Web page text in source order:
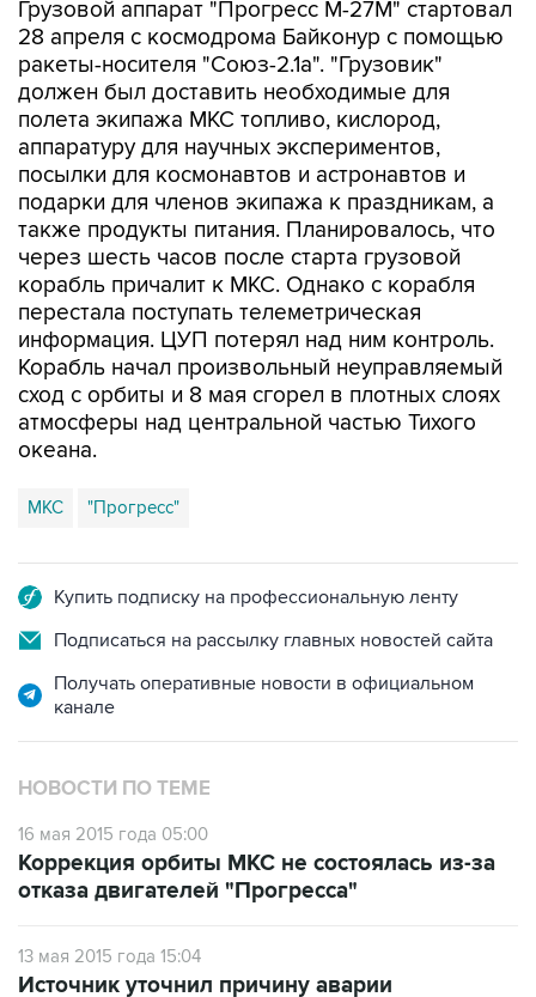
ракеты-носителя "Союз-2.1а". "Грузовик"
должен был доставить необходимые для
полета экипажа МКС топливо, кислород,
аппаратуру для научных экспериментов,
посылки для космонавтов и астронавтов и
подарки для членов экипажа к праздникам, а
также продукты питания. Планировалось, что
через шесть часов после старта грузовой
корабль причалит к МКС. Однако с корабля
перестала поступать телеметрическая
информация. ЦУП потерял над ним контроль.
Корабль начал произвольный неуправляемый
сход с орбиты и 8 мая сгорел в плотных слоях
атмосферы над центральной частью Тихого
океана.
МКС "Прогресс"
Подписаться на рассылку главных новостей сайта
Получать оперативные новости в официальном
НОВОСТИ ПО ТЕМЕ
16 мая 2015 года 05:00
отказа двигателей "Прогресса"
13 мая 2015 года 15:04
космического грузовика "Прогресс"